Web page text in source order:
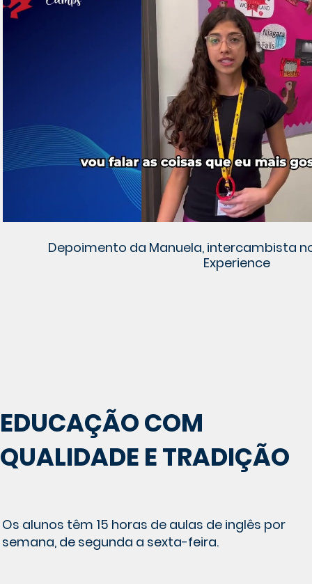
Reproduzir vídeo
Depoimento da Manuela, intercambista
Experience
EDUCAÇÃO COM
QUALIDADE E TRADIÇÃO
Os alunos têm 15 horas de aulas de inglês por
semana, de segunda a sexta-feira.